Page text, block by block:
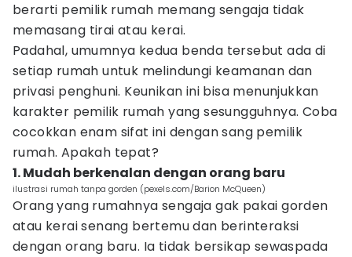
berarti pemilik rumah memang sengaja tidak
memasang tirai atau kerai.
Padahal, umumnya kedua benda tersebut ada di
setiap rumah untuk melindungi keamanan dan
privasi penghuni. Keunikan ini bisa menunjukkan
karakter pemilik rumah yang sesungguhnya. Coba
cocokkan enam sifat ini dengan sang pemilik
rumah. Apakah tepat?
1. Mudah berkenalan dengan orang baru
ilustrasi rumah tanpa gorden (pexels.com/Barion McQueen)
Orang yang rumahnya sengaja gak pakai gorden
atau kerai senang bertemu dan berinteraksi
dengan orang baru. Ia tidak bersikap sewaspada